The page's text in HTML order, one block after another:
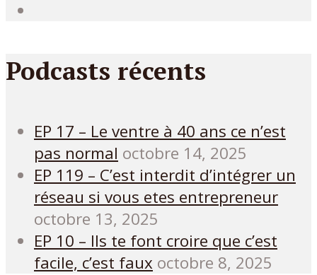
Podcasts récents
EP 17 – Le ventre à 40 ans ce n’est
pas normal octobre 14, 2025
EP 119 – C’est interdit d’intégrer un
réseau si vous etes entrepreneur
octobre 13, 2025
EP 10 – Ils te font croire que c’est
facile, c’est faux octobre 8, 2025